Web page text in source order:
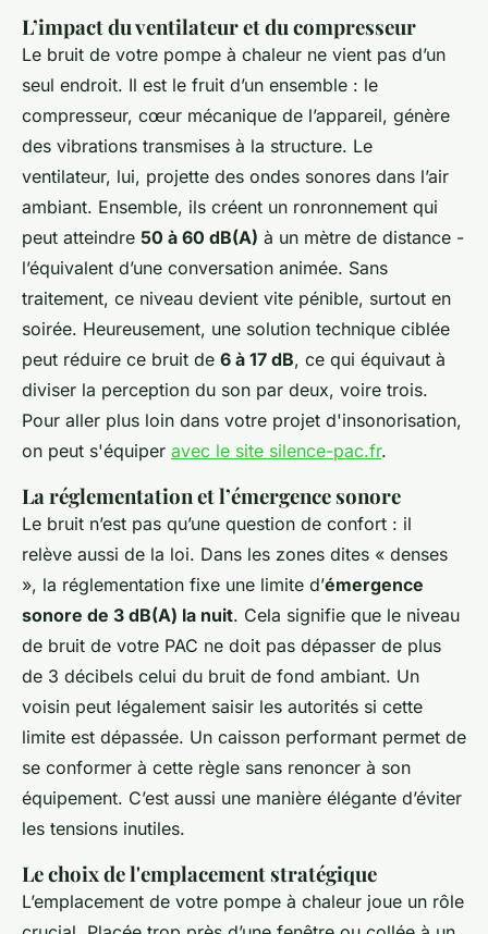
L’impact du ventilateur et du compresseur
Le bruit de votre pompe à chaleur ne vient pas d’un
seul endroit. Il est le fruit d’un ensemble : le
compresseur, cœur mécanique de l’appareil, génère
des vibrations transmises à la structure. Le
ventilateur, lui, projette des ondes sonores dans l’air
ambiant. Ensemble, ils créent un ronronnement qui
peut atteindre 50 à 60 dB(A) à un mètre de distance -
l’équivalent d’une conversation animée. Sans
traitement, ce niveau devient vite pénible, surtout en
soirée. Heureusement, une solution technique ciblée
peut réduire ce bruit de 6 à 17 dB, ce qui équivaut à
diviser la perception du son par deux, voire trois.
Pour aller plus loin dans votre projet d'insonorisation,
on peut s'équiper avec le site silence-pac.fr.
La réglementation et l’émergence sonore
Le bruit n’est pas qu’une question de confort : il
relève aussi de la loi. Dans les zones dites « denses
», la réglementation fixe une limite d’émergence
sonore de 3 dB(A) la nuit. Cela signifie que le niveau
de bruit de votre PAC ne doit pas dépasser de plus
de 3 décibels celui du bruit de fond ambiant. Un
voisin peut légalement saisir les autorités si cette
limite est dépassée. Un caisson performant permet de
se conformer à cette règle sans renoncer à son
équipement. C’est aussi une manière élégante d’éviter
les tensions inutiles.
Le choix de l'emplacement stratégique
L’emplacement de votre pompe à chaleur joue un rôle